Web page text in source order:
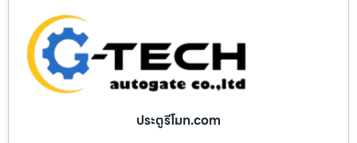
ประตูรีโมท.com